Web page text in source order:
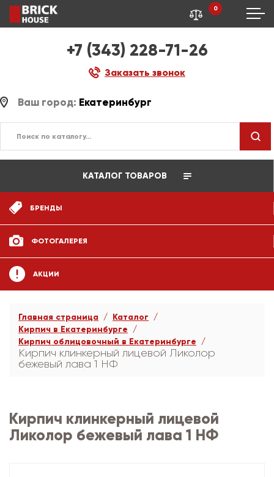
+7 (343) 228-71-26
Заказать звонок
0
Ваш город: Екатеринбург
КАТАЛОГ ТОВАРОВ
БРЕНДЫ
ФОТОГАЛЕРЕЯ
АКЦИИ
Главная страница
Каталог
Кирпич в Екатеринбурге
Кирпич облицовочный в Екатеринбурге
Кирпич клинкерный лицевой Ликолор
бежевый лава 1 НФ
Кирпич клинкерный лицевой
Ликолор бежевый лава 1 НФ